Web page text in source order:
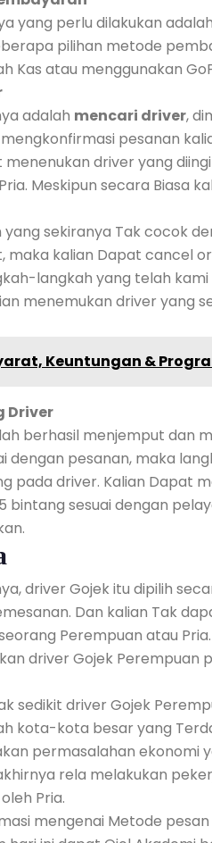
yang perlu dilakukan
pilihan metode
Kas atau menggunakan
adalah mencari driver,
pesanan
driver yang
Meskipun secara Biasa
yang sekiranya Tak cocok
maka kalian Dapat cancel
langkah yang telah
menemukan driver yang
Keuntungan &
Driver
berhasil menjemput dan
dengan pesanan, maka
pada driver. Kalian Dapat
bintang sesuai dengan
driver Gojek itu dipilih
Dan kalian Tak
Perempuan atau
driver Gojek Perempuan
sedikit driver Gojek
kota-kota besar yang
permasalahan ekonomi
rela melakukan
Pria.
mengenai Metode